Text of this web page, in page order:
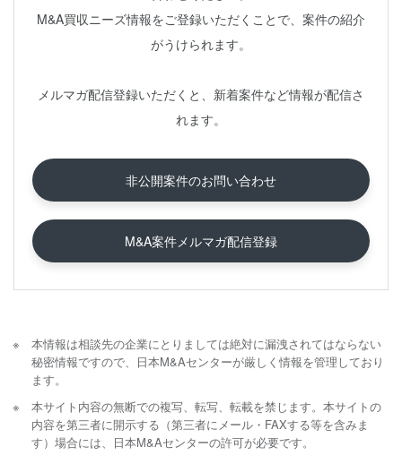
M&A買収ニーズ情報をご登録いただくことで、案件の紹介
がうけられます。
メルマガ配信登録いただくと、新着案件など情報が配信さ
れます。
非公開案件のお問い合わせ
M&A案件メルマガ配信登録
本情報は相談先の企業にとりましては絶対に漏洩されてはならない
秘密情報ですので、日本M&Aセンターが厳しく情報を管理しており
ます。
本サイト内容の無断での複写、転写、転載を禁じます。本サイトの
内容を第三者に開示する（第三者にメール・FAXする等を含みま
す）場合には、日本M&Aセンターの許可が必要です。